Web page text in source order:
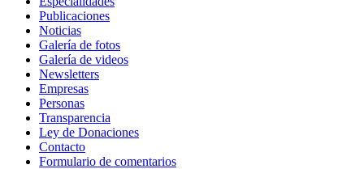
Publicaciones
Noticias
Galería de fotos
Galería de videos
Newsletters
Empresas
Personas
Transparencia
Ley de Donaciones
Contacto
Formulario de comentarios